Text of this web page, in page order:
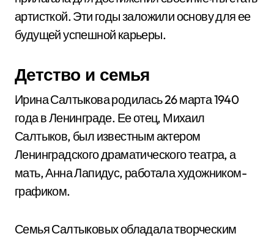
артисткой. Эти годы заложили основу для ее
будущей успешной карьеры.
Детство и семья
Ирина Салтыкова родилась 26 марта 1940
года в Ленинграде. Ее отец, Михаил
Салтыков, был известным актером
Ленинградского драматического театра, а
мать, Анна Лапидус, работала художником-
графиком.
Семья Салтыковых обладала творческим